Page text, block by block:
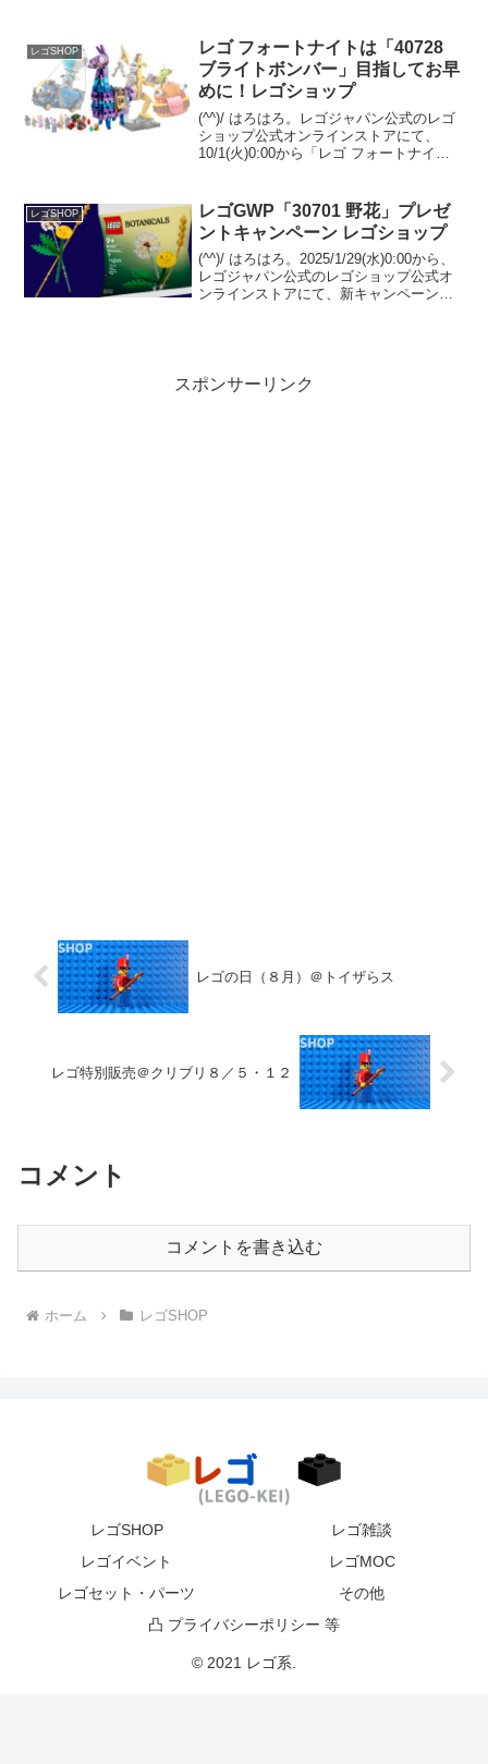
リしたアニメ調の積分モデルではなく...
レゴSHOP
レゴ フォートナイトは「40728
ブライトボンバー」目指してお早
めに！レゴショップ
(^^)/ はろはろ。レゴジャパン公式のレゴ
ショップ公式オンラインストアにて、
10/1(火)0:00から「レゴ フォートナイ
Insiders限定で￥12,500-(税込...
レゴSHOP
レゴGWP「30701 野花」プレゼ
ントキャンペーン レゴショップ
(^^)/ はろはろ。2025/1/29(水)0:00から、
レゴジャパン公式のレゴショップ公式オ
ンラインストアにて、新キャンペーン開
スポンサーリンク
レゴの日（８月）＠トイザらス
レゴ特別販売＠クリブリ８／５・１２
コメント
コメントを書き込む
ホーム レゴSHOP
レゴSHOP
レゴ雑談
レゴイベント
レゴMOC
レゴセット・パーツ
その他
凸 プライバシーポリシー 等
© 2021 レゴ系.